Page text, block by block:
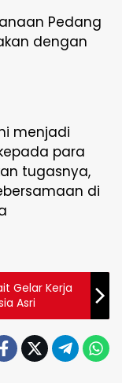
Pedang
dengan
menjadi
para
tugasnya,
di
Gelar Kerja
Asri